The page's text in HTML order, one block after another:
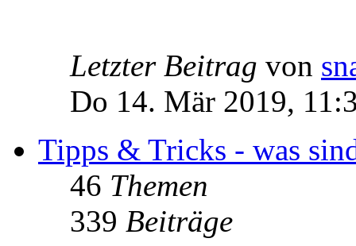
Letzter Beitrag von
Do 14. Mär 2019,
Tipps & Tricks - was
46 Themen
339 Beiträge